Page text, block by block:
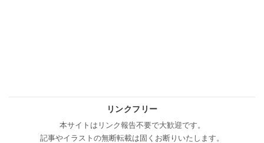
リンクフリー
本サイトはリンク報告不要で大歓迎です。
記事やイラストの無断転載は固くお断りいたします。